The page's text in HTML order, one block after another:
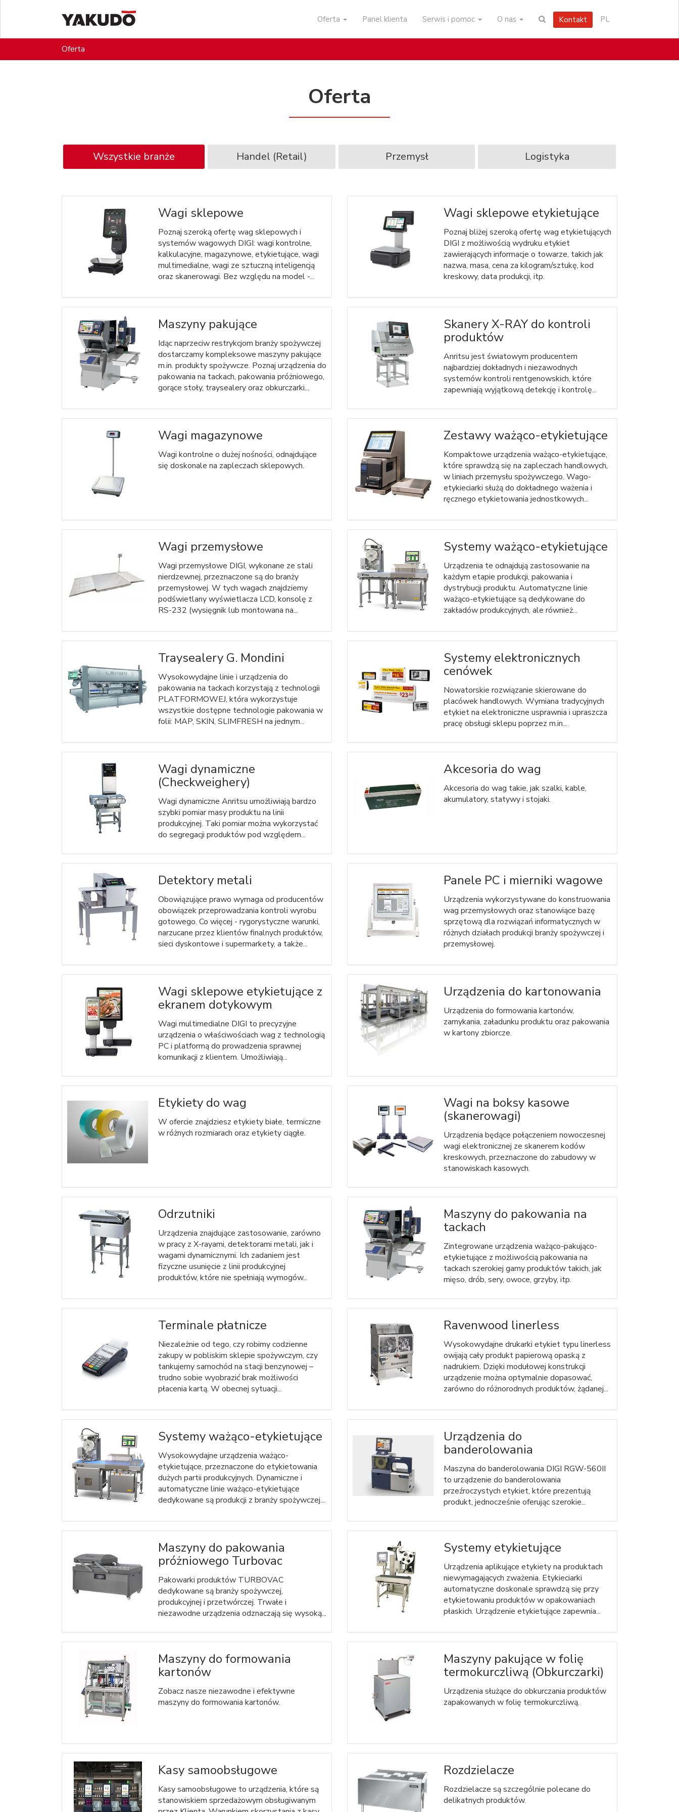
Oferta Panel klienta Serwis i pomoc O nas Kontakt PL
Oferta
Oferta
Wszystkie branże Handel (Retail) Przemysł Logistyka
Wagi sklepowe
Poznaj szeroką ofertę wag sklepowych i
systemów wagowych DIGI: wagi kontrolne,
kalkulacyjne, magazynowe, etykietujące, wagi
multimedialne, wagi ze sztuczną inteligencją
oraz skanerowagi. Bez względu na model -...
Wagi sklepowe etykietujące
Poznaj bliżej szeroką ofertę wag etykietujących
DIGI z możliwością wydruku etykiet
zawierających informacje o towarze, takich jak
nazwa, masa, cena za kilogram/sztukę, kod
kreskowy, data produkcji, itp.
Maszyny pakujące
Idąc naprzeciw restrykcjom branży spożywczej
dostarczamy kompleksowe maszyny pakujące
m.in. produkty spożywcze. Poznaj urządzenia do
pakowania na tackach, pakowania próżniowego,
gorące stoły, traysealery oraz obkurczarki...
Skanery X-RAY do kontroli
produktów
Anritsu jest światowym producentem
najbardziej dokładnych i niezawodnych
systemów kontroli rentgenowskich, które
zapewniają wyjątkową detekcję i kontrolę...
Wagi magazynowe
Wagi kontrolne o dużej nośności, odnajdujące
się doskonale na zapleczach sklepowych.
Zestawy ważąco-etykietujące
Kompaktowe urządzenia ważąco-etykietujące,
które sprawdzą się na zapleczach handlowych,
w liniach przemysłu spożywczego. Wago-
etykieciarki służą do dokładnego ważenia i
ręcznego etykietowania jednostkowych...
Wagi przemysłowe
Wagi przemysłowe DIGI, wykonane ze stali
nierdzewnej, przeznaczone są do branży
przemysłowej. W tych wagach znajdziemy
podświetlany wyświetlacza LCD, konsolę z
RS-232 (wysięgnik lub montowana na...
Systemy ważąco-etykietujące
Urządzenia te odnajdują zastosowanie na
każdym etapie produkcji, pakowania i
dystrybucji produktu. Automatyczne linie
ważąco-etykietujące są dedykowane do
zakładów produkcyjnych, ale również...
Traysealery G. Mondini
Wysokowydajne linie i urządzenia do
pakowania na tackach korzystają z technologii
PLATFORMOWEJ, która wykorzystuje
wszystkie dostępne technologie pakowania w
folii: MAP, SKIN, SLIMFRESH na jednym...
Systemy elektronicznych
cenówek
Nowatorskie rozwiązanie skierowane do
placówek handlowych. Wymiana tradycyjnych
etykiet na elektroniczne usprawnia i upraszcza
pracę obsługi sklepu poprzez m.in...
Wagi dynamiczne
(Checkweighery)
Wagi dynamiczne Anritsu umożliwiają bardzo
szybki pomiar masy produktu na linii
produkcyjnej. Taki pomiar można wykorzystać
do segregacji produktów pod względem...
Akcesoria do wag
Akcesoria do wag takie, jak szalki, kable,
akumulatory, statywy i stojaki.
Detektory metali
Obowiązujące prawo wymaga od producentów
obowiązek przeprowadzania kontroli wyrobu
gotowego. Co więcej - rygorystyczne warunki,
narzucane przez klientów finalnych produktów,
sieci dyskontowe i supermarkety, a także...
Panele PC i mierniki wagowe
Urządzenia wykorzystywane do konstruowania
wag przemysłowych oraz stanowiące bazę
sprzętową dla rozwiązań informatycznych w
różnych działach produkcji branży spożywczej i
przemysłowej.
Wagi sklepowe etykietujące z
ekranem dotykowym
Wagi multimedialne DIGI to precyzyjne
urządzenia o właściwościach wag z technologią
PC i platformą do prowadzenia sprawnej
komunikacji z klientem. Umożliwiają...
Urządzenia do kartonowania
Urządzenia do formowania kartonów,
zamykania, załadunku produktu oraz pakowania
w kartony zbiorcze.
Etykiety do wag
W ofercie znajdziesz etykiety białe, termiczne
w różnych rozmiarach oraz etykiety ciągłe.
Wagi na boksy kasowe
(skanerowagi)
Urządzenia będące połączeniem nowoczesnej
wagi elektronicznej ze skanerem kodów
kreskowych, przeznaczone do zabudowy w
stanowiskach kasowych.
Odrzutniki
Urządzenia znajdujące zastosowanie, zarówno
w pracy z X-rayami, detektorami metali, jak i
wagami dynamicznymi. Ich zadaniem jest
fizyczne usunięcie z linii produkcyjnej
produktów, które nie spełniają wymogów...
Maszyny do pakowania na
tackach
Zintegrowane urządzenia ważąco-pakująco-
etykietujące z możliwością pakowania na
tackach szerokiej gamy produktów takich, jak
mięso, drób, sery, owoce, grzyby, itp.
Terminale płatnicze
Niezależnie od tego, czy robimy codzienne
zakupy w pobliskim sklepie spożywczym, czy
tankujemy samochód na stacji benzynowej –
trudno sobie wyobrazić brak możliwości
płacenia kartą. W obecnej sytuacji...
Ravenwood linerless
Wysokowydajne drukarki etykiet typu linerless
owijają cały produkt papierową opaską z
nadrukiem. Dzięki modułowej konstrukcji
urządzenie można optymalnie dopasować,
zarówno do różnorodnych produktów, żądanej...
Systemy ważąco-etykietujące
Wysokowydajne urządzenia ważąco-
etykietujące, przeznaczone do etykietowania
dużych partii produkcyjnych. Dynamiczne i
automatyczne linie ważąco-etykietujące
dedykowane są produkcji z branży spożywczej...
Urządzenia do
banderolowania
Maszyna do banderolowania DIGI RGW-560II
to urządzenie do banderolowania
przeźroczystych etykiet, które prezentują
produkt, jednocześnie oferując szerokie...
Maszyny do pakowania
próżniowego Turbovac
Pakowarki produktów TURBOVAC
dedykowane są branży spożywczej,
produkcyjnej i przetwórczej. Trwałe i
niezawodne urządzenia odznaczają się wysoką...
Systemy etykietujące
Urządzenia aplikujące etykiety na produktach
niewymagających zważenia. Etykieciarki
automatyczne doskonale sprawdzą się przy
etykietowaniu produktów w opakowaniach
płaskich. Urządzenie etykietujące zapewnia...
Maszyny do formowania
kartonów
Zobacz nasze niezawodne i efektywne
maszyny do formowania kartonów.
Maszyny pakujące w folię
termokurczliwą (Obkurczarki)
Urządzenia służące do obkurczania produktów
zapakowanych w folię termokurczliwą.
Kasy samoobsługowe
Kasy samoobsługowe to urządzenia, które są
stanowiskiem sprzedażowym obsługiwanym
Rozdzielacze
Rozdzielacze są szczególnie polecane do
delikatnych produktów.